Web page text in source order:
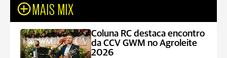
MAIS MIX
Coluna RC destaca encontro
da CCV GWM no Agroleite
2026